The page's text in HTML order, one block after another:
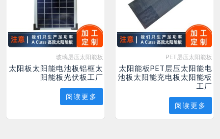
玻璃层压太阳能板
太阳板太阳能电池板铝框太
阳能板光伏板工厂
阅读更多
PET层压太阳能板
太阳能板PET层压太阳能电
池板太阳能充电板太阳能板
工厂
阅读更多